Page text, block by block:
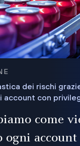
dei rischi
account con
come
account